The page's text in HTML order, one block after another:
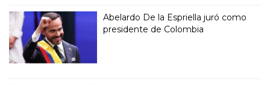
Abelardo De la Espriella juró como
presidente de Colombia